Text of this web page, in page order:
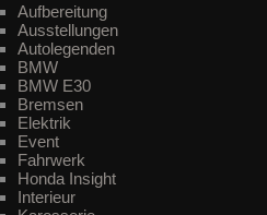
Aufbereitung
Ausstellungen
Autolegenden
BMW
BMW E30
Bremsen
Elektrik
Event
Fahrwerk
Honda Insight
Interieur